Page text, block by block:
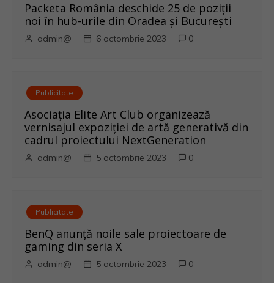
Packeta România deschide 25 de poziții
noi în hub-urile din Oradea și București
admin@ 6 octombrie 2023 0
Publicitate
Asociația Elite Art Club organizează
vernisajul expoziției de artă generativă din
cadrul proiectului NextGeneration
admin@ 5 octombrie 2023 0
Publicitate
BenQ anunţă noile sale proiectoare de
gaming din seria X
admin@ 5 octombrie 2023 0